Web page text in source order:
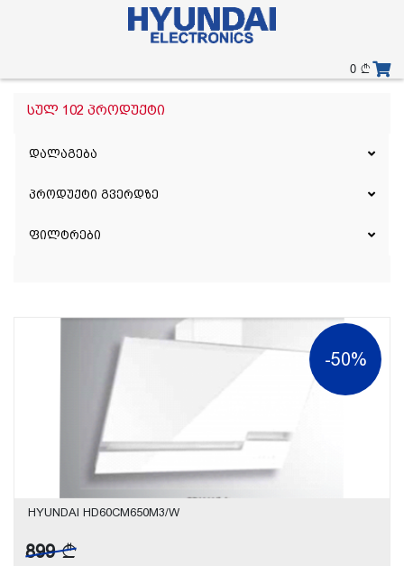
0
სულ 102 პროდუქტი
დალაგება
პროდუქტი გვერდზე
ფილტრები
-50%
HYUNDAI HD60CM650M3/W
899